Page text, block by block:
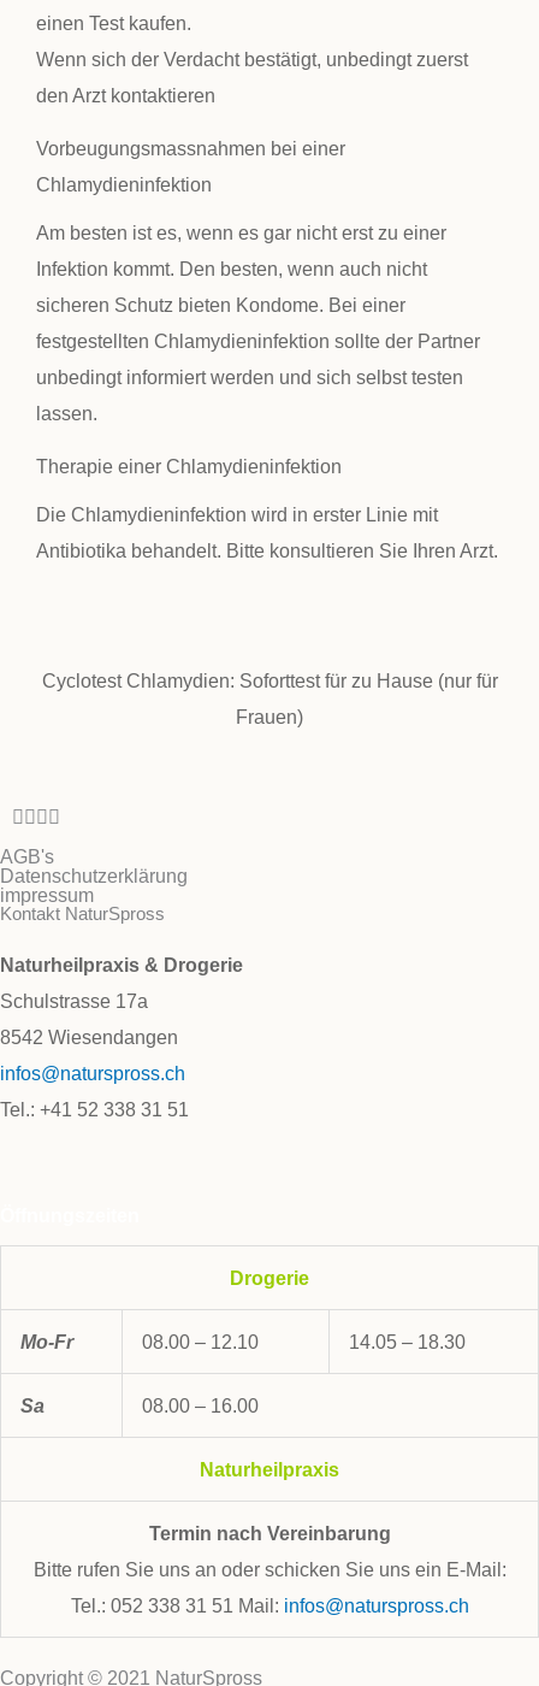
einen Test kaufen.
Wenn sich der Verdacht bestätigt, unbedingt zuerst
den Arzt kontaktieren
Vorbeugungsmassnahmen bei einer
Chlamydieninfektion
Am besten ist es, wenn es gar nicht erst zu einer
Infektion kommt. Den besten, wenn auch nicht
sicheren Schutz bieten Kondome. Bei einer
festgestellten Chlamydieninfektion sollte der Partner
unbedingt informiert werden und sich selbst testen
lassen.
Therapie einer Chlamydieninfektion
Die Chlamydieninfektion wird in erster Linie mit
Antibiotika behandelt. Bitte konsultieren Sie Ihren Arzt.
Cyclotest Chlamydien: Soforttest für zu Hause (nur für
Frauen)
AGB's
Datenschutzerklärung
impressum
Kontakt NaturSpross
Naturheilpraxis & Drogerie
Schulstrasse 17a
8542 Wiesendangen
infos@naturspross.ch
Tel.: +41 52 338 31 51
Drogerie
Mo-Fr 08.00 – 12.10 14.05 – 18.30
Sa 08.00 – 16.00
Naturheilpraxis
Termin nach Vereinbarung
Bitte rufen Sie uns an oder schicken Sie uns ein E-Mail:
Tel.: 052 338 31 51 Mail: infos@naturspross.ch
Copyright © 2021 NaturSpross